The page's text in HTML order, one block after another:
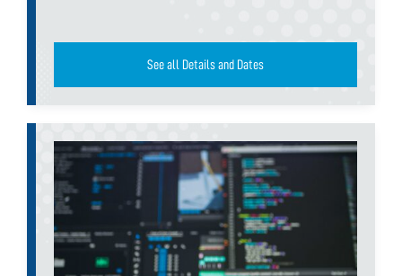
See all Details and Dates